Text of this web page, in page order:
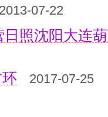
2013-07-22
照沈阳大连
2017-07-25